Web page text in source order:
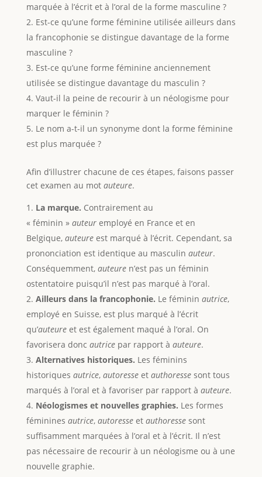
marquée à l’écrit et à l’oral de la forme masculine ?
Est-ce qu’une forme féminine utilisée ailleurs dans
la francophonie se distingue davantage de la forme
masculine ?
Est-ce qu’une forme féminine anciennement
utilisée se distingue davantage du masculin ?
Vaut-il la peine de recourir à un néologisme pour
marquer le féminin ?
Le nom a-t-il un synonyme dont la forme féminine
est plus marquée ?
Afin d’illustrer chacune de ces étapes, faisons passer
cet examen au mot auteure.
La marque. Contrairement au
« féminin » auteuremployé en France et en
Belgique, auteure est marqué à l’écrit. Cependant, sa
prononciation est identique au masculin auteur.
Conséquemment, auteure n’est pas un féminin
ostentatoire puisqu’il n’est pas marqué à l’oral.
Ailleurs dans la francophonie. Le féminin autrice,
employé en Suisse, est plus marqué à l’écrit
qu’auteureet est également maqué à l’oral. On
favorisera donc autrice par rapport à auteure.
Alternatives historiques. Les féminins
historiques autrice, autoresse et authoressesont tous
marqués à l’oral et à favoriser par rapport à auteure.
Néologismes et nouvelles graphies. Les formes
féminines autrice, autoresseet authoressesont
suffisamment marquées à l’oral et à l’écrit. Il n’est
pas nécessaire de recourir à un néologisme ou à une
nouvelle graphie.